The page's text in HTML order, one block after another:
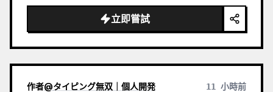
立即嘗試
作者@タイピング無双｜個人開発 11 小時前